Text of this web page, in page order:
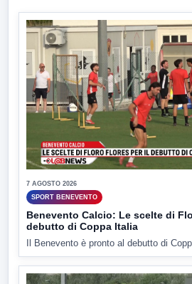
7 AGOSTO 2026
SPORT BENEVENTO
Benevento Calcio: Le scelte di
debutto di Coppa Italia
Il Benevento è pronto al debutto di